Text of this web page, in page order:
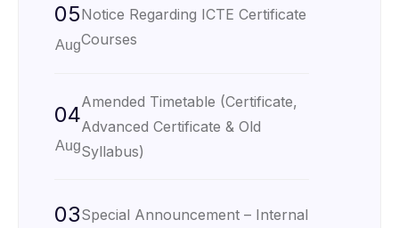
05
Aug
Notice Regarding ICTE Certificate
Courses
04
Aug
Amended Timetable (Certificate,
Advanced Certificate & Old
Syllabus)
03Special Announcement – Internal